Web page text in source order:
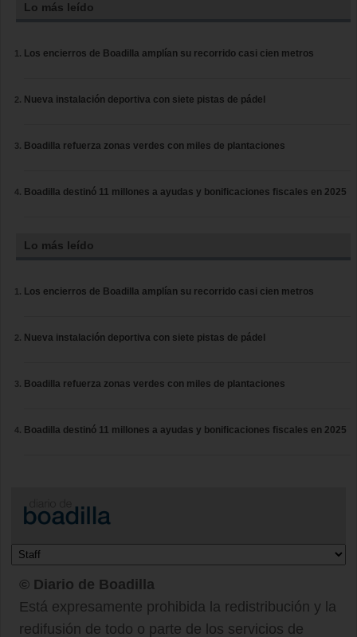
Lo más leído
Los encierros de Boadilla amplían su recorrido casi cien metros
Nueva instalación deportiva con siete pistas de pádel
Boadilla refuerza zonas verdes con miles de plantaciones
Boadilla destinó 11 millones a ayudas y bonificaciones fiscales en 2025
Lo más leído
Los encierros de Boadilla amplían su recorrido casi cien metros
Nueva instalación deportiva con siete pistas de pádel
Boadilla refuerza zonas verdes con miles de plantaciones
Boadilla destinó 11 millones a ayudas y bonificaciones fiscales en 2025
© Diario de Boadilla
Está expresamente prohibida la redistribución y la
redifusión de todo o parte de los servicios de